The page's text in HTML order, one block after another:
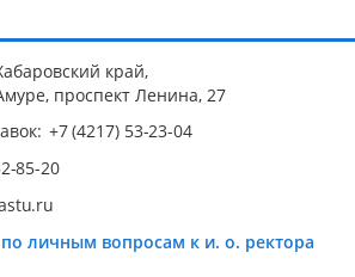
край,
проспект Ленина, 27
личным вопросам к и. о. ректора